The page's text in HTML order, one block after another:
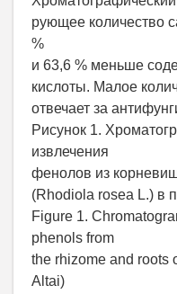
рующее количество
%
и 63,6 % меньше
кислоты. Малое
отвечает за
Рисунок 1.
извлечения
фенолов из
(Rhodiola rosea L.) в
Figure 1.
phenols from
the rhizome and roots
Altai)